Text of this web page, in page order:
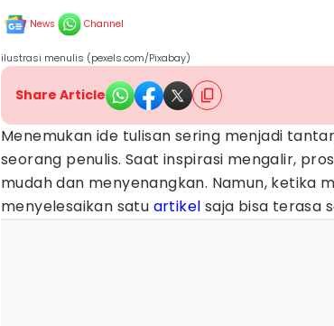
News Channel
ilustrasi menulis (pexels.com/Pixabay)
Share Article
Menemukan ide tulisan sering menjadi
seorang penulis. Saat inspirasi mengalir,
mudah dan menyenangkan. Namun, ketika
menyelesaikan satu artikel saja bisa terasa